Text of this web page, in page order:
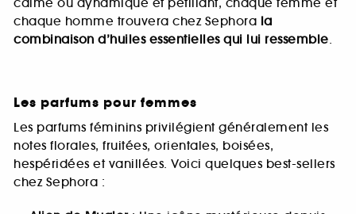
calme ou dynamique et pétillant, chaque femme et
chaque homme trouvera chez Sephora la
combinaison d’huiles essentielles qui lui ressemble.
Les parfums pour femmes
Les parfums féminins privilégient généralement les
notes florales, fruitées, orientales, boisées,
hespéridées et vanillées. Voici quelques best-sellers
chez Sephora :